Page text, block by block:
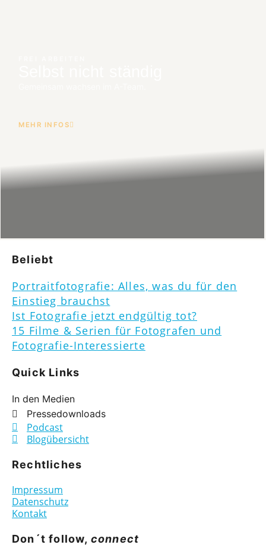
MEHR INFOS
Beliebt
Portraitfotografie: Alles, was du für den
Einstieg brauchst
Ist Fotografie jetzt endgültig tot?
15 Filme & Serien für Fotografen und
Fotografie-Interessierte
Quick Links
In den Medien
Pressedownloads
Podcast
Blogübersicht
Rechtliches
Impressum
Datenschutz
Kontakt
Don´t follow, connect